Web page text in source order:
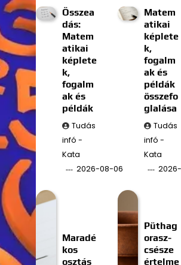
Összea
dás:
Matem
atikai
képlete
k,
fogalm
ak és
példák
Tudás
infó -
Kata
2026-08-06
Matem
atikai
képlete
k,
fogalm
ak és
példák
összefo
glalása
Tudás
infó -
Kata
Maradé
kos
osztás
Püthag
orasz-
csésze
értelme